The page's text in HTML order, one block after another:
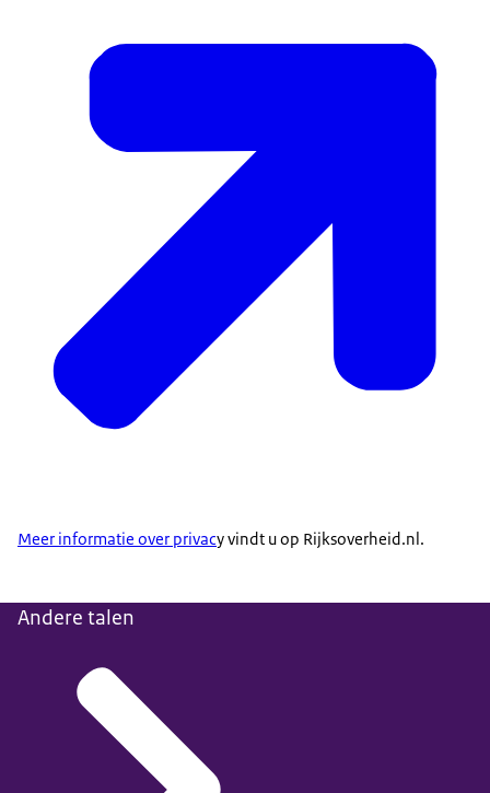
Meer informatie over privacy vindt u op Rijksoverheid.nl.
Andere talen